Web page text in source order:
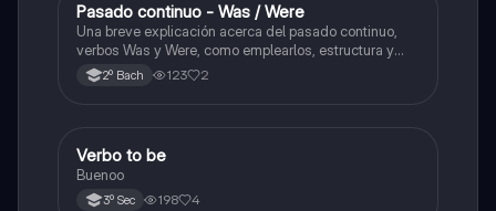
Inglés
Pasado continuo - Was / Were
Una breve explicación acerca del pasado continuo,
verbos Was y Were, como emplearlos, estructura y
ejemplos.
2º Bach 123 2
Inglés
Verbo to be
Buenoo
3º Sec 198 4